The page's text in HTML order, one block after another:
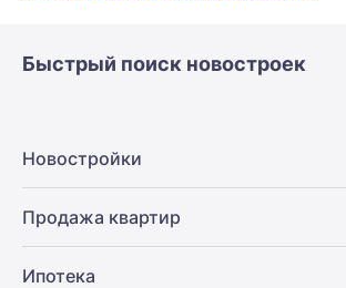
Быстрый поиск новостроек
Новостройки
Продажа квартир
Ипотека